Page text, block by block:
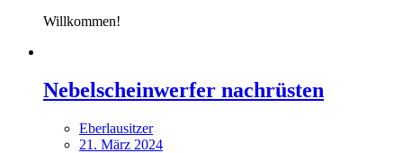
Willkommen!
Nebelscheinwerfer nachrüsten
Eberlausitzer
21. März 2024